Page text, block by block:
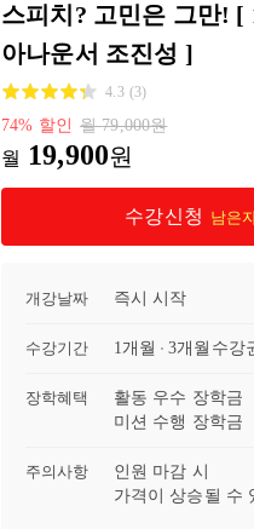
스피치? 고민은 그만! [
아나운서 조진성 ]
4.3 (3)
74% 할인 월79,000원
월 19,900원
수강신청 남은
개강날짜 즉시 시작
수강기간 1개월 3개월 수강
장학혜택
활동 우수 장학금
미션 수행 장학금
주의사항
인원 마감 시
가격이 상승될 수